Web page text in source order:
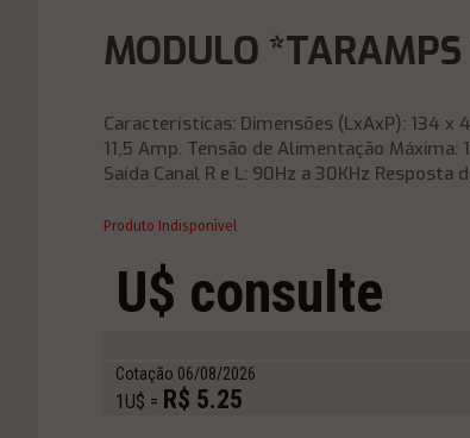
MODULO
Características: Dimensões (LxAxP): 134 x
11,5 Amp. Tensão de Alimentação
Saída Canal R e L: 90Hz a 30KHz Resposta
Produto Indisponível
U$ consulte
Cotação 06/08/2026
1U$ = R$ 5.25